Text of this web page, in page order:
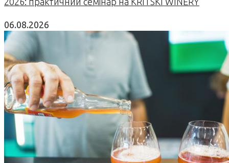
06.08.2026